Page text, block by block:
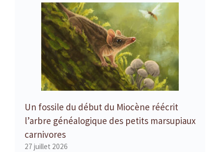
Un fossile du début du Miocène réécrit
l’arbre généalogique des petits marsupiaux
carnivores
27 juillet 2026